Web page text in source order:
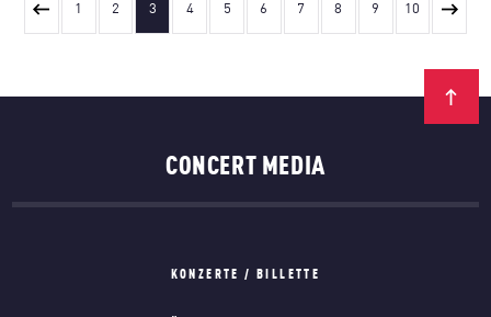
1 2 3 4 5 6 7 8 9 10
CONCERT MEDIA
KONZERTE / BILLETTE